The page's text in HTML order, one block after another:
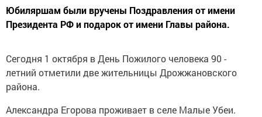
Юбиляршам были вручены Поздравления от имени
Президента РФ и подарок от имени Главы района.
Сегодня 1 октября в День Пожилого человека 90 -
летний отметили две жительницы Дрожжановского
района.
Александра Егорова проживает в селе Малые Убеи.